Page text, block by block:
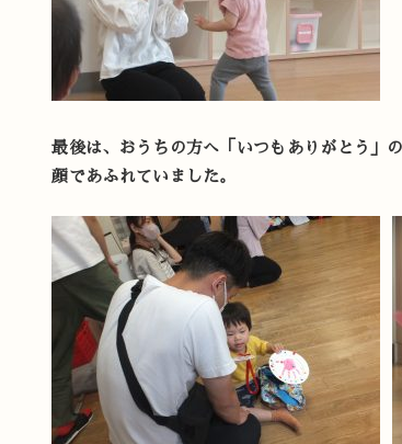
最後は、おうちの方へ「いつもありがとう」
顔であふれていました。